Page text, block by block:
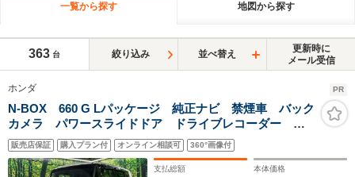
一覧から探す 地図から探す
363 台 絞り込み 並べ替え
更新時に
メール受信
ホンダ PR
N-BOX 660 G Lパッケージ 純正ナビ 禁煙車 バック
カメラ パワースライドドア ドライブレコーダー
ETC Bluetooth接続可 フルセグ スマートキー＆プッ
シュスタート オートエアコン ECON アイドリング
ストップ
販売店保証 購入プラン付 オンライン相談可 360°画像付
支払総額 本体価格